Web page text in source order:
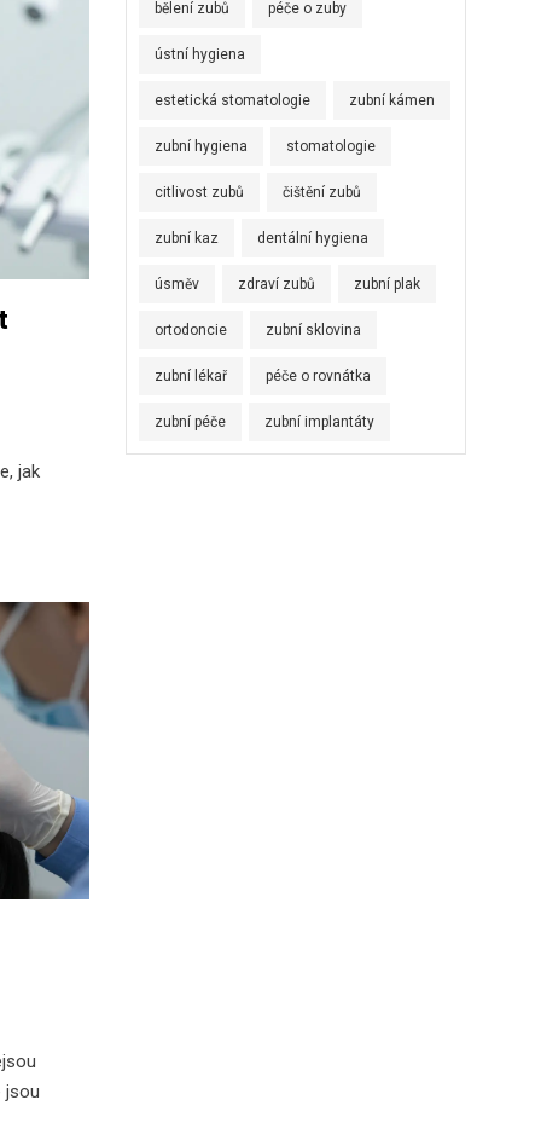
jak
jsou
bělení zubů péče o zuby
ústní hygiena
estetická stomatologie zubní kámen
zubní hygiena stomatologie
citlivost zubů čištění zubů
zubní kaz dentální hygiena
úsměv zdraví zubů zubní plak
ortodoncie zubní sklovina
zubní lékař péče o rovnátka
zubní péče zubní implantáty